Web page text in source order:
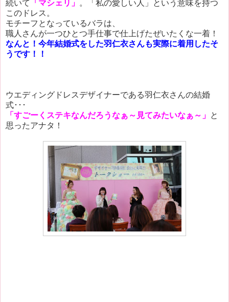
続いて 「マシェリ」 。「私の愛しい人」という意味を持つ
このドレス。
モチーフとなっているバラは、
職人さんが一つひとつ手仕事で仕上げたぜいたくな一着！
なんと！今年結婚式をした羽仁衣さんも実際に着用したそ
うです！！
ウエディングドレスデザイナーである羽仁衣さんの結婚
式･･･
「すごーくステキなんだろうなぁ～見てみたいなぁ～」 と
思ったアナタ！